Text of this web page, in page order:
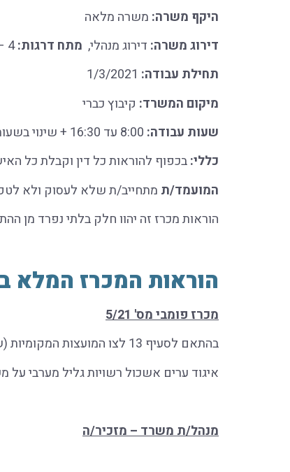
היקף משרה: משרה מלאה
דירוג משרה: דירוג מנהלי, מתח דרגות:4 – 10
תחילת עבודה:
מיקום המשרד: קיבוץ כברי
שעות עבודה: 8:00 עד 16:30 + שינוי בשעות לפי צרכי האשכול
כללי:בכפוף להוראות כל דין וקבלת כל
המועמד/ת מתחייב/ת שלא לעסוק ולא
הוראות מכרז זה יהוו חלק בלתי נפרד מן
הוראות המכרז המלא
מכרז פומבי מס' 5/21
בהתאם לסעיף 13 לצו המועצות המקומיות (שירות העובדים), תשכ"ב-1962, מכריז בזה
איגוד ערים אשכול רשויות גליל מערבי על
מנהל/ת משרד – מזכיר/ה